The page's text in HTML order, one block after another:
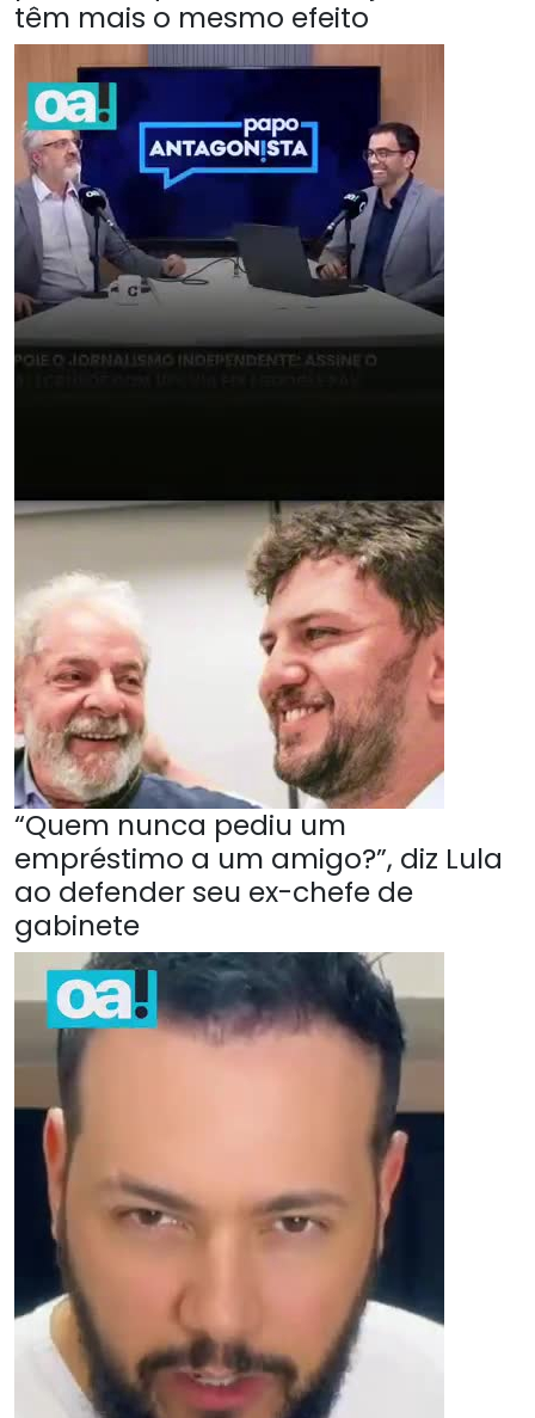
têm mais o mesmo efeito
“Quem nunca pediu um
empréstimo a um amigo?”, diz Lula
ao defender seu ex-chefe de
gabinete